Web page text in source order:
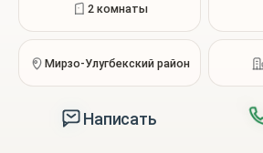
2 комнаты
Мирзо-Улугбекский район
Написать